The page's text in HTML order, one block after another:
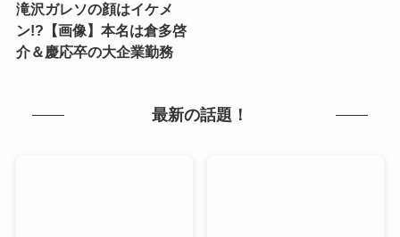
滝沢ガレソの顔はイケメ
ン!?【画像】本名は倉多啓
介＆慶応卒の大企業勤務
最新の話題！